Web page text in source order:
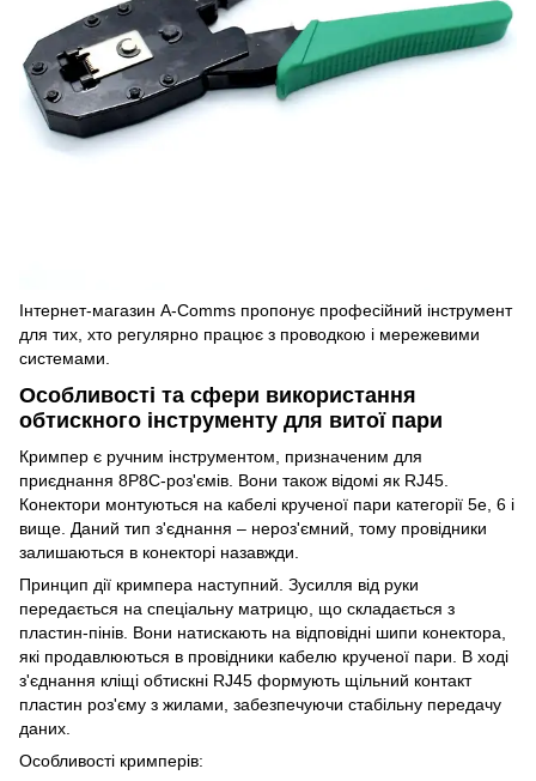
Інтернет-магазин A-Comms пропонує професійний інструмент
для тих, хто регулярно працює з проводкою і мережевими
системами.
Особливості та сфери використання
обтискного інструменту для витої пари
Кримпер є ручним інструментом, призначеним для
приєднання 8P8C-роз'ємів. Вони також відомі як RJ45.
Конектори монтуються на кабелі крученої пари категорії 5e, 6 і
вище. Даний тип з'єднання – нероз'ємний, тому провідники
залишаються в конекторі назавжди.
Принцип дії кримпера наступний. Зусилля від руки
передається на спеціальну матрицю, що складається з
пластин-пінів. Вони натискають на відповідні шипи конектора,
які продавлюються в провідники кабелю крученої пари. В ході
з'єднання кліщі обтискні RJ45 формують щільний контакт
пластин роз'єму з жилами, забезпечуючи стабільну передачу
даних.
Особливості кримперів: